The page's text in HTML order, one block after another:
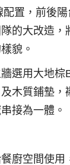
置，前後
的大改造，
貌。
選用大地棕
木質鋪墊
接為一體。
廚空間使用